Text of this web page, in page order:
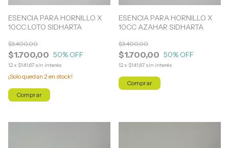
ESENCIA PARA HORNILLO X
10CC LOTO SIDHARTA
$1.700,00
$3.400,00
50% OFF
12x $141,67 sin interés
¡Solo quedan 2en stock!
ESENCIA PARA HORNILLO X
10CC AZAHAR SIDHARTA
$1.700,00
$3.400,00
50% OFF
12x $141,67 sin interés